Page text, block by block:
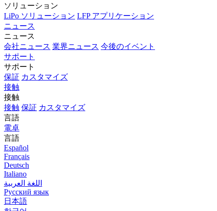
ソリューション
LiPo ソリューション LFP アプリケーション
ニュース
ニュース
会社ニュース 業界ニュース 今後のイベント
サポート
サポート
保証 カスタマイズ
接触
接触
接触 保証 カスタマイズ
言語
電卓
言語
Español
Français
Deutsch
Italiano
اللغة العربية
Русский язык
日本語